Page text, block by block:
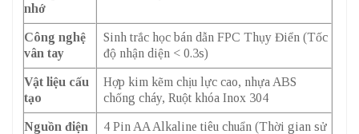
nhớ
Công nghệ
vân tay
Sinh trắc học bán dẫn FPC Thụy Điển (Tốc
độ nhận diện < 0.3s)
Vật liệu cấu
tạo
Hợp kim kẽm chịu lực cao, nhựa ABS
chống cháy, Ruột khóa Inox 304
Nguồn điện
4 Pin AA Alkaline tiêu chuẩn (Thời gian sử